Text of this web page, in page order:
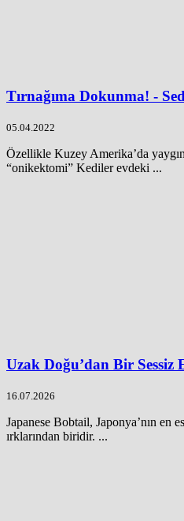
Tırnağıma Dokunma! -
05.04.2022
Özellikle Kuzey Amerika’da
“onikektomi” Kediler evdeki ...
Uzak Doğu’dan Bir Sessiz
16.07.2026
Japanese Bobtail, Japonya’nın en
ırklarından biridir. ...